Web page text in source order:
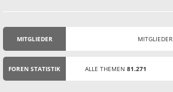
MITGLIEDER MITGLIEDER
FOREN STATISTIK ALLE THEMEN 81.271